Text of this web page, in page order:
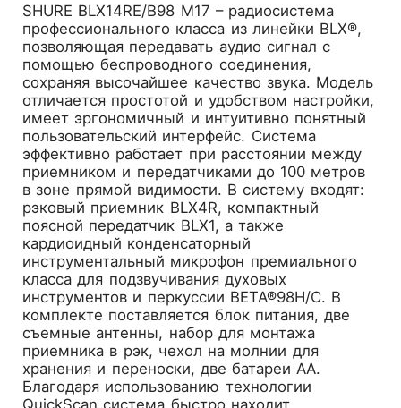
SHURE BLX14RE/B98 M17 – радиосистема
профессионального класса из линейки BLX®,
позволяющая передавать аудио сигнал с
помощью беспроводного соединения,
сохраняя высочайшее качество звука. Модель
отличается простотой и удобством настройки,
имеет эргономичный и интуитивно понятный
пользовательский интерфейс. Система
эффективно работает при расстоянии между
приемником и передатчиками до 100 метров
в зоне прямой видимости. В систему входят:
рэковый приемник BLX4R, компактный
поясной передатчик BLX1, а также
кардиоидный конденсаторный
инструментальный микрофон премиального
класса для подзвучивания духовых
инструментов и перкуссии BETA®98H/C. В
комплекте поставляется блок питания, две
съемные антенны, набор для монтажа
приемника в рэк, чехол на молнии для
хранения и переноски, две батареи АА.
Благодаря использованию технологии
QuickScan система быстро находит